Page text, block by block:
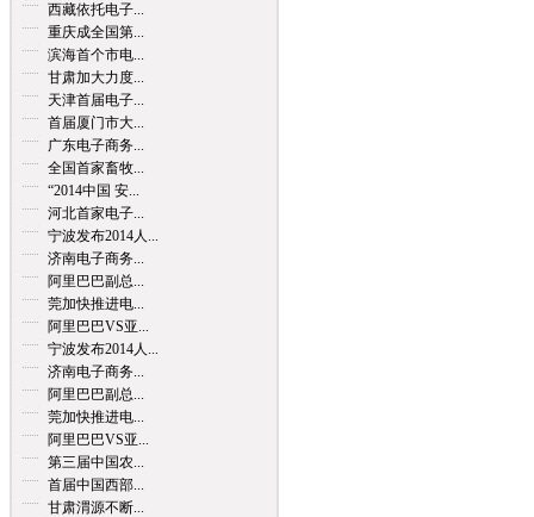
西藏依托电子...
重庆成全国第...
滨海首个市电...
甘肃加大力度...
天津首届电子...
首届厦门市大...
广东电子商务...
全国首家畜牧...
“2014中国 安...
河北首家电子...
宁波发布2014人...
济南电子商务...
阿里巴巴副总...
莞加快推进电...
阿里巴巴VS亚...
宁波发布2014人...
济南电子商务...
阿里巴巴副总...
莞加快推进电...
阿里巴巴VS亚...
第三届中国农...
首届中国西部...
甘肃渭源不断...